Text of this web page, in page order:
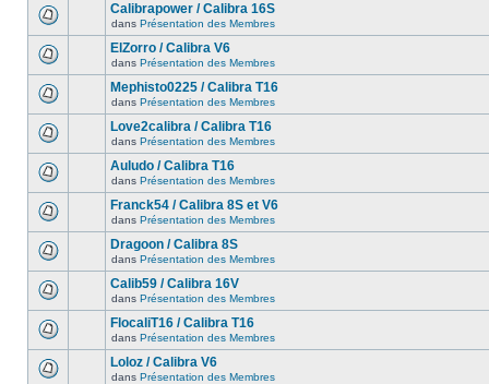
Calibrapower / Calibra 16S
dans Présentation des Membres
ElZorro / Calibra V6
dans Présentation des Membres
Mephisto0225 / Calibra T16
dans Présentation des Membres
Love2calibra / Calibra T16
dans Présentation des Membres
Auludo / Calibra T16
dans Présentation des Membres
Franck54 / Calibra 8S et V6
dans Présentation des Membres
Dragoon / Calibra 8S
dans Présentation des Membres
Calib59 / Calibra 16V
dans Présentation des Membres
FlocaliT16 / Calibra T16
dans Présentation des Membres
Loloz / Calibra V6
dans Présentation des Membres